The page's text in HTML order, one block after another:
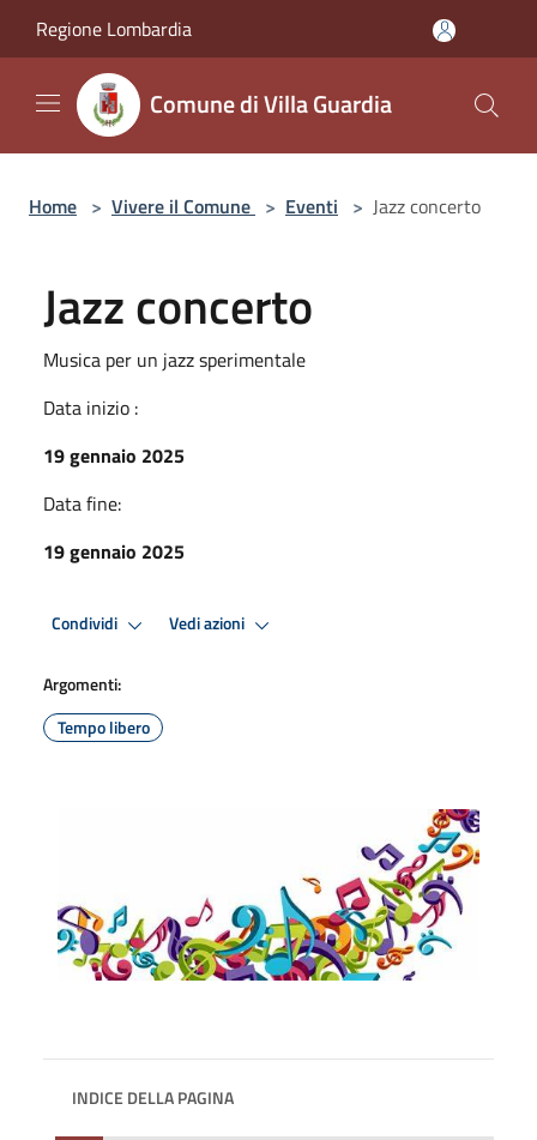
Regione Lombardia
Comune di Villa Guardia
Home > Vivere il Comune > Eventi > Jazz concerto
Jazz concerto
Musica per un jazz sperimentale
Data inizio :
19 gennaio 2025
Data fine:
19 gennaio 2025
Condividi Vedi azioni
Argomenti:
Tempo libero
INDICE DELLA PAGINA